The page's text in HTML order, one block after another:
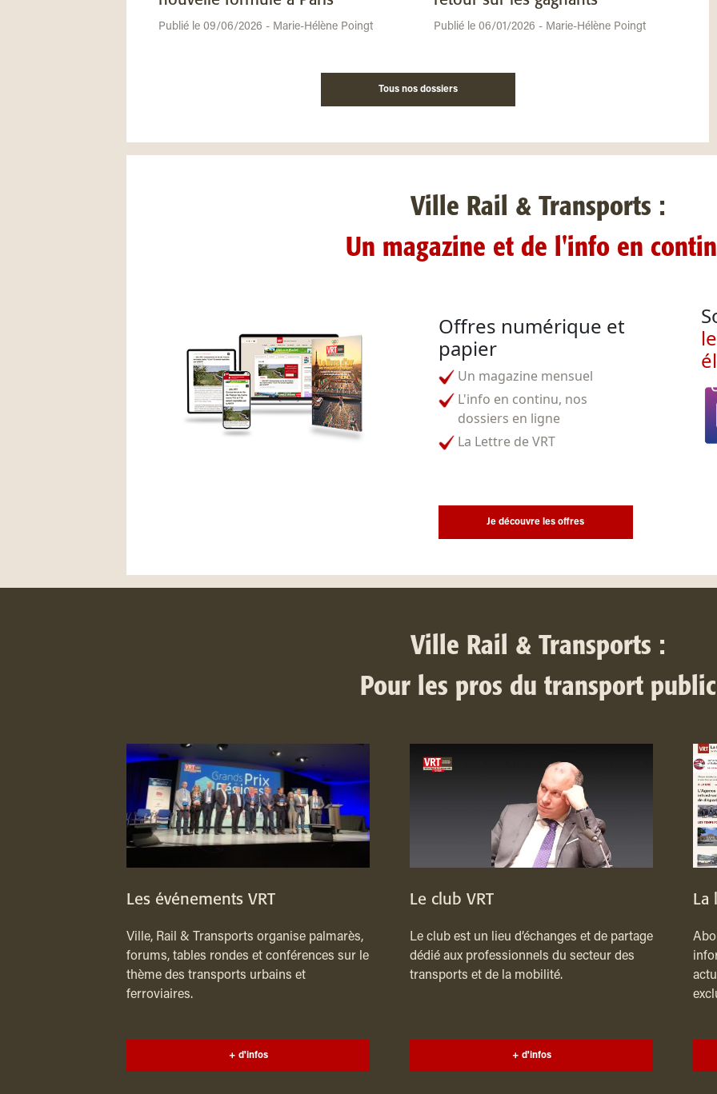
Publié le 09/06/2026 - Marie-Hélène Poingt Publié le 06/01/2026 - Marie-Hélène Poingt
Tous nos dossiers
Ville Rail & Transports :
Un magazine et de l'info en
Offres numérique et
papier
Un magazine mensuel
L'info en continu, nos
dossiers en ligne
La Lettre de VRT
Je découvre les offres
Ville Rail & Transports :
Pour les pros du transport public
Les événements VRT
Ville, Rail & Transports organise palmarès,
forums, tables rondes et conférences sur le
thème des transports urbains et
ferroviaires.
+ d'infos
Le club VRT
Le club est un lieu d’échanges et de partage
dédié aux professionnels du secteur des
transports et de la mobilité.
+ d'infos
La